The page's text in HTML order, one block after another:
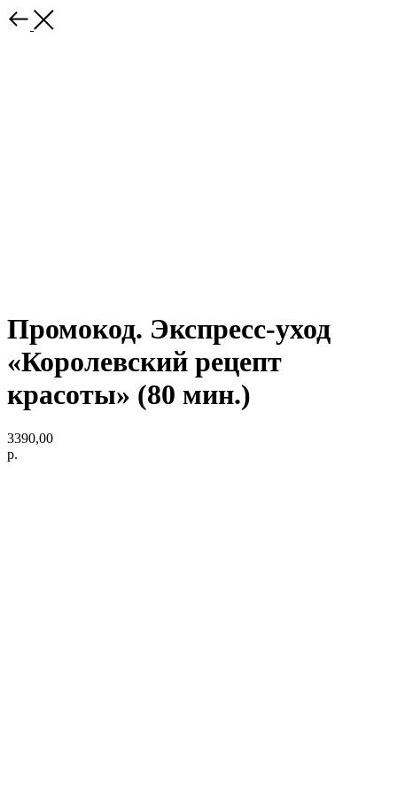
Промокод. Экспресс-уход
«Королевский рецепт
красоты» (80 мин.)
3390,00
р.